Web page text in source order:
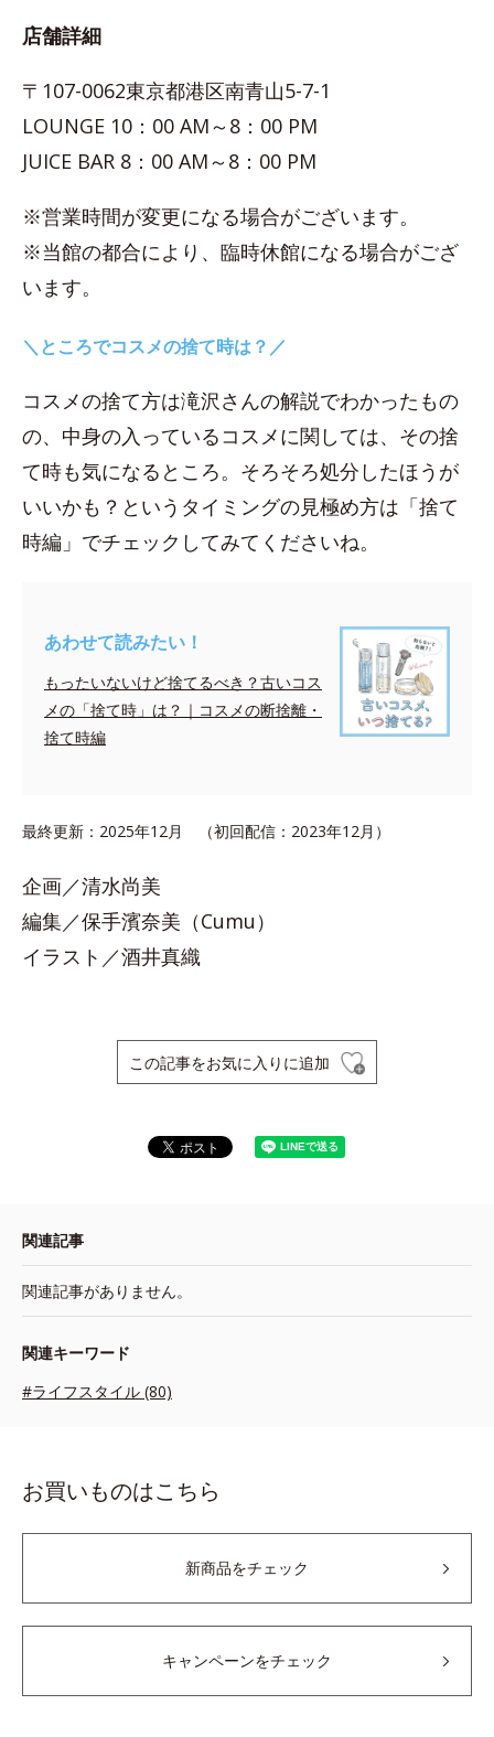
店舗詳細
〒107-0062東京都港区南青山5-7-1
LOUNGE 10：00 AM～8：00 PM
JUICE BAR 8：00 AM～8：00 PM
※営業時間が変更になる場合がございます。
※当館の都合により、臨時休館になる場合がござ
います。
＼ところでコスメの捨て時は？／
コスメの捨て方は滝沢さんの解説でわかったもの
の、中身の入っているコスメに関しては、その捨
て時も気になるところ。そろそろ処分したほうが
いいかも？というタイミングの見極め方は「捨て
時編」でチェックしてみてくださいね。
あわせて読みたい！
もったいないけど捨てるべき？古いコス
メの「捨て時」は？｜コスメの断捨離・
捨て時編
最終更新：2025年12月 （初回配信：2023年12月）
企画／清水尚美
編集／保手濱奈美（Cumu）
イラスト／酒井真織
この記事をお気に入りに追加
関連記事
関連記事がありません。
関連キーワード
#ライフスタイル (80)
お買いものはこちら
新商品をチェック
キャンペーンをチェック